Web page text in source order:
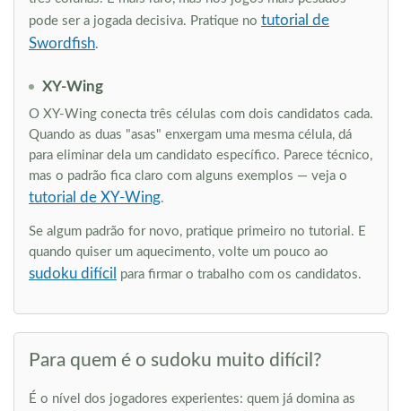
pode ser a jogada decisiva. Pratique no tutorial de
Swordfish.
XY-Wing
O XY-Wing conecta três células com dois candidatos cada.
Quando as duas "asas" enxergam uma mesma célula, dá
para eliminar dela um candidato específico. Parece técnico,
mas o padrão fica claro com alguns exemplos — veja o
tutorial de XY-Wing.
Se algum padrão for novo, pratique primeiro no tutorial. E
quando quiser um aquecimento, volte um pouco ao
sudoku difícil para firmar o trabalho com os candidatos.
Para quem é o sudoku muito difícil?
É o nível dos jogadores experientes: quem já domina as